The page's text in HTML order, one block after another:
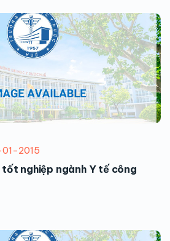
2015
tốt nghiệp ngành Y tế công